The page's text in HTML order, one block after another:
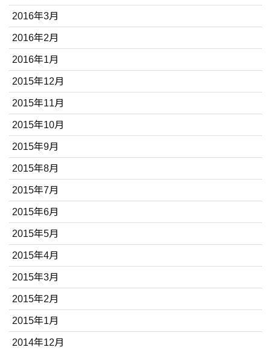
2016年3月
2016年2月
2016年1月
2015年12月
2015年11月
2015年10月
2015年9月
2015年8月
2015年7月
2015年6月
2015年5月
2015年4月
2015年3月
2015年2月
2015年1月
2014年12月